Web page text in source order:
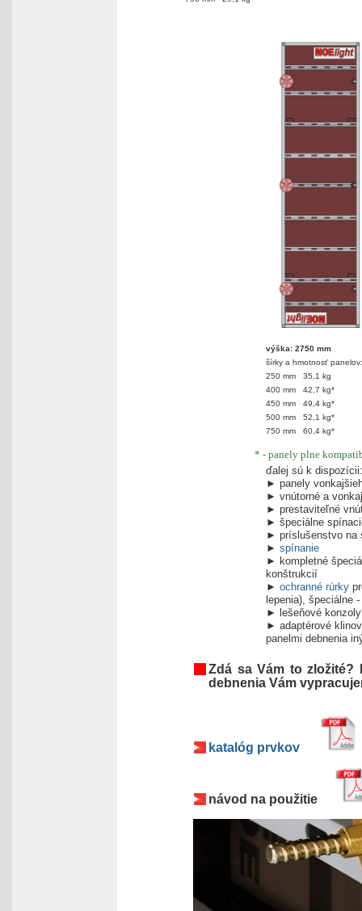
výška: 2750 mm
šírky a hmotnosť panelov:
250 mm 35,1 kg
400 mm 42,7 kg*
450 mm 49,4 kg*
500 mm 52,1 kg*
750 mm 60,4 kg*
* - panely plne
ďalej sú k dispozícii:
► panely
► vnútorné a
► prestaviteľné
► špeciálne
► príslušenstvo na
► spínanie
► kompletné
konštrukcií
► ochranné rúrky
lepenia), špeciálne
► lešeňové
► adaptérové
panelmi debnenia
Zdá sa Vám to zložité?
debnenia Vám
katalóg prvkov
návod na použitie